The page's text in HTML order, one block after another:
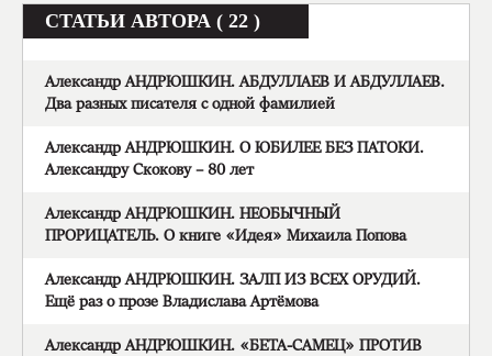
СТАТЬИ АВТОРА ( 22 )
Александр АНДРЮШКИН. АБДУЛЛАЕВ И АБДУЛЛАЕВ.
Два разных писателя с одной фамилией
Александр АНДРЮШКИН. О ЮБИЛЕЕ БЕЗ ПАТОКИ.
Александру Скокову – 80 лет
Александр АНДРЮШКИН. НЕОБЫЧНЫЙ
ПРОРИЦАТЕЛЬ. О книге «Идея» Михаила Попова
Александр АНДРЮШКИН. ЗАЛП ИЗ ВСЕХ ОРУДИЙ.
Ещё раз о прозе Владислава Артёмова
Александр АНДРЮШКИН. «БЕТА-САМЕЦ» ПРОТИВ